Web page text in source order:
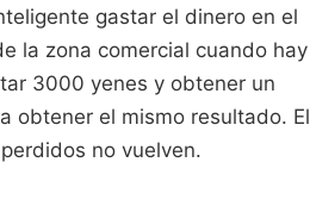
gastar el dinero en el
la zona comercial cuando hay
3000 yenes y obtener un
obtener el mismo resultado. El
no vuelven.